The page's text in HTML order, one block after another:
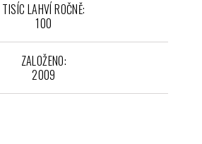
TISÍC LAHVÍ ROČNĚ:
100
ZALOŽENO:
2009